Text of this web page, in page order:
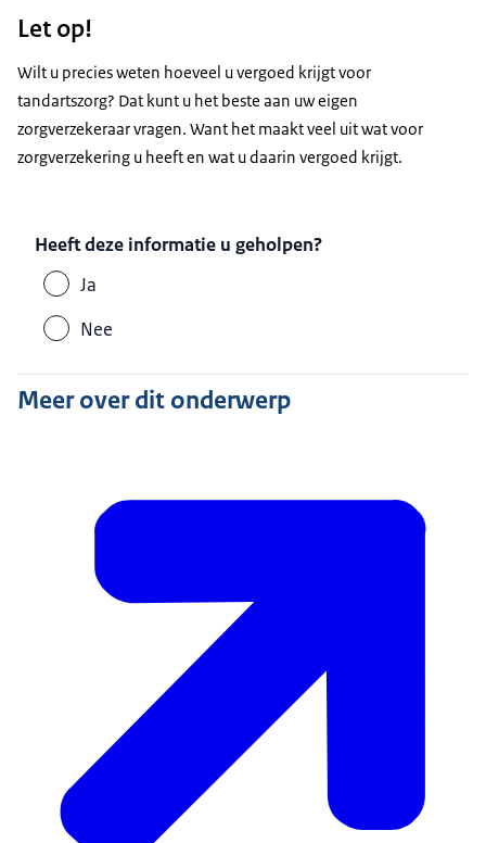
Let op!
Wilt u precies weten hoeveel u vergoed krijgt voor
tandartszorg? Dat kunt u het beste aan uw eigen
zorgverzekeraar vragen. Want het maakt veel uit wat voor
zorgverzekering u heeft en wat u daarin vergoed krijgt.
Heeft deze informatie u geholpen?
Ja
Nee
Meer over dit onderwerp